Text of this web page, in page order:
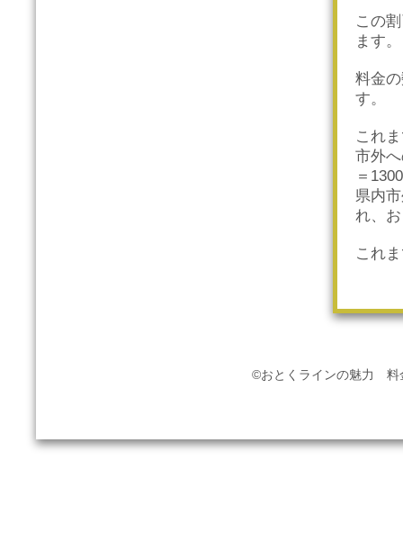
この
ます。
料金
す。
これ
市外
＝
県内
れ、
これ
©おとくラインの魅力 料